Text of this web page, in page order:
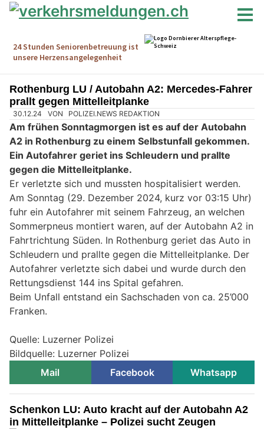
Rothenburg LU / Autobahn A2: Mercedes-Fahrer
prallt gegen Mittelleitplanke
30.12.24 VON POLIZEI.NEWS REDAKTION
Am frühen Sonntagmorgen ist es auf der Autobahn
A2 in Rothenburg zu einem Selbstunfall gekommen.
Ein Autofahrer geriet ins Schleudern und prallte
gegen die Mittelleitplanke.
Er verletzte sich und mussten hospitalisiert werden.
Am Sonntag (29. Dezember 2024, kurz vor 03:15 Uhr)
fuhr ein Autofahrer mit seinem Fahrzeug, an welchen
Sommerpneus montiert waren, auf der Autobahn A2 in
Fahrtrichtung Süden. In Rothenburg geriet das Auto in
Schleudern und prallte gegen die Mittelleitplanke. Der
Autofahrer verletzte sich dabei und wurde durch den
Rettungsdienst 144 ins Spital gefahren.
Beim Unfall entstand ein Sachschaden von ca. 25’000
Franken.
Quelle: Luzerner Polizei
Bildquelle: Luzerner Polizei
Mail
Facebook Whatsapp
Schenkon LU: Auto kracht auf der Autobahn A2
in Mittelleitplanke – Polizei sucht Zeugen